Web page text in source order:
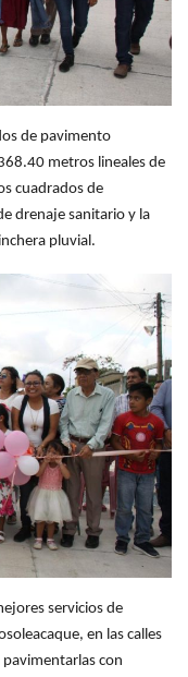
de pavimento
metros lineales de
cuadrados de
drenaje sanitario y la
pluvial.
servicios de
en las calles
con